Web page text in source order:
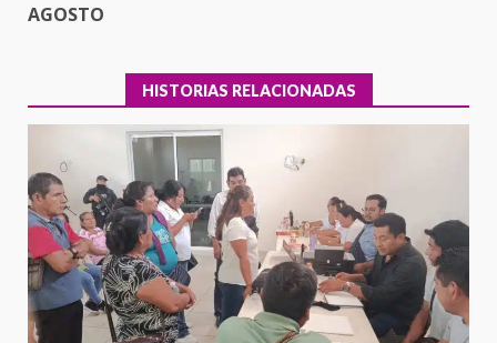
AGOSTO
HISTORIAS RELACIONADAS